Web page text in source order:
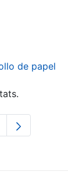
de papel
TAB per